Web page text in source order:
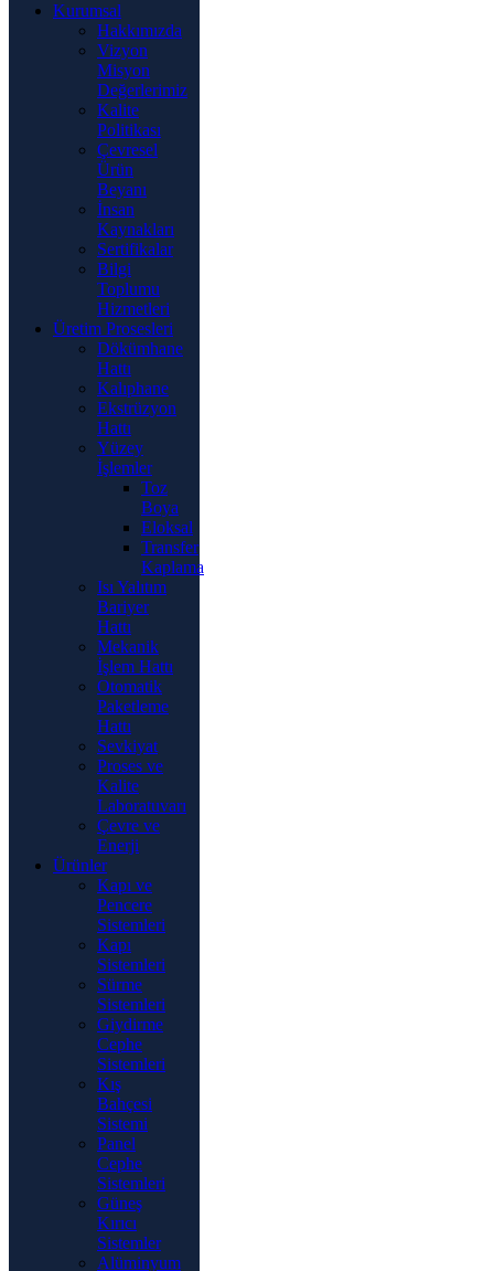
Kurumsal
Hakkımızda
Vizyon
Misyon
Değerlerimiz
Kalite
Politikası
Çevresel
Ürün
Beyanı
İnsan
Kaynakları
Sertifikalar
Bilgi
Toplumu
Hizmetleri
Üretim Prosesleri
Dökümhane
Hattı
Kalıphane
Ekstrüzyon
Hattı
Yüzey
İşlemler
Toz
Boya
Eloksal
Transfer
Kaplama
Isı Yalıtım
Bariyer
Hattı
Mekanik
İşlem Hattı
Otomatik
Paketleme
Hattı
Sevkiyat
Proses ve
Kalite
Laboratuvarı
Çevre ve
Enerji
Ürünler
Kapı ve
Pencere
Sistemleri
Kapı
Sistemleri
Sürme
Sistemleri
Giydirme
Cephe
Sistemleri
Kış
Bahçesi
Sistemi
Panel
Cephe
Sistemleri
Güneş
Kırıcı
Sistemler
Alüminyum